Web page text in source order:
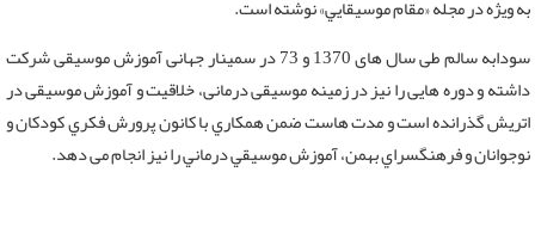
به ويژه در مجله «مقام موسيقايي» نوشته است.
سودابه سالم طی سال های 1370 و 73 در سمینار جهانی آموزش موسیقی شرکت
داشته و دوره هایی را نیز در زمینه موسیقی درمانی، خلاقیت و آموزش موسیقی در
اتریش گذرانده است و مدت هاست ضمن همكاري با كانون پرورش فكري كودكان و
نوجوانان و فرهنگسراي بهمن، آموزش موسيقي درماني را نيز انجام می دهد.